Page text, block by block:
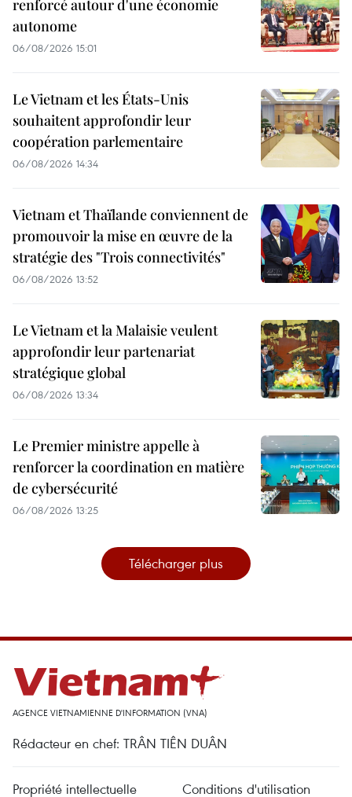
renforcé autour d'une économie
autonome
06/08/2026 15:01
Le Vietnam et les États-Unis
souhaitent approfondir leur
coopération parlementaire
06/08/2026 14:34
Vietnam et Thaïlande conviennent de
promouvoir la mise en œuvre de la
stratégie des "Trois connectivités"
06/08/2026 13:52
Le Vietnam et la Malaisie veulent
approfondir leur partenariat
stratégique global
06/08/2026 13:34
Le Premier ministre appelle à
renforcer la coordination en matière
de cybersécurité
06/08/2026 13:25
Télécharger plus
AGENCE VIETNAMIENNE D'INFORMATION (VNA)
Rédacteur en chef: TRÂN TIÊN DUÂN
Propriété intellectuelle Conditions d'utilisation